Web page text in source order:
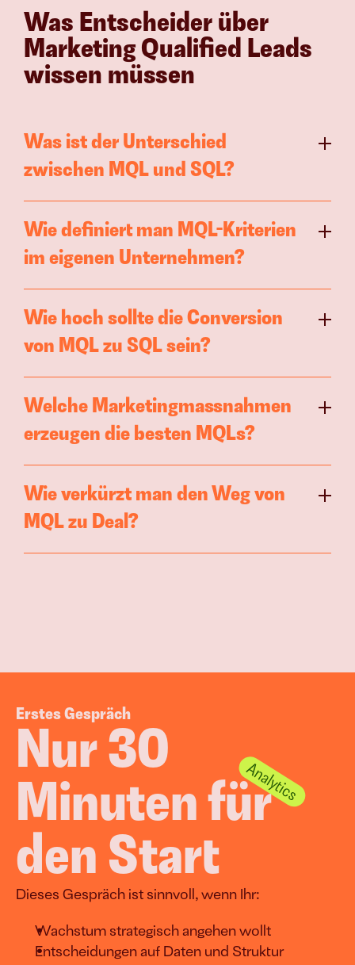
Was Entscheider über
Marketing Qualified Leads
wissen müssen
Was ist der Unterschied
zwischen MQL und SQL?
Wie definiert man MQL-Kriterien
im eigenen Unternehmen?
Wie hoch sollte die Conversion
von MQL zu SQL sein?
Welche Marketingmassnahmen
erzeugen die besten MQLs?
Wie verkürzt man den Weg von
MQL zu Deal?
Erstes Gespräch
Nur 30
Minuten für
den Start
Dieses Gespräch ist sinnvoll, wenn Ihr:
Wachstum strategisch angehen wollt
Entscheidungen auf Daten und Struktur